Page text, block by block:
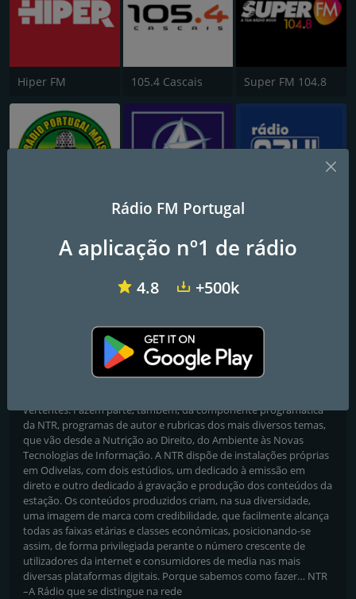
Hiper FM 105.4 Cascais Super FM 104.8
NTR - Network Radio
A NTR, nasceu da vontade de alguns ex-radialistas em recuperar o
espírito das Rádios com programas de autor. O enfoque da rádio
são as temáticas nas áreas da música e das diversas artes e
vertentes. Fazem parte, também, da componente programática
da NTR, programas de autor e rubricas dos mais diversos temas,
que vão desde a Nutrição ao Direito, do Ambiente às Novas
Tecnologias de Informação. A NTR dispõe de instalações próprias
em Odivelas, com dois estúdios, um dedicado à emissão em
direto e outro dedicado á gravação e produção dos conteúdos da
estação. Os conteúdos produzidos criam, na sua diversidade,
uma imagem de marca com credibilidade, que facilmente alcança
todas as faixas etárias e classes económicas, posicionando-se
assim, de forma privilegiada perante o número crescente de
utilizadores da internet e consumidores de media nas mais
diversas plataformas digitais. Porque sabemos como fazer… NTR
–A Rádio que se distingue na rede
Rádio FM Portugal
A aplicação nº1 de rádio
4.8 +500k